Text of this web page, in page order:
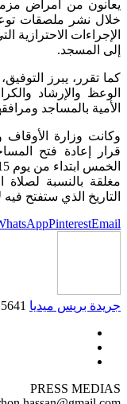
يعانون من أمراض
خلال نشر ملصقات
الإجراءات الاحترازية
إلى المسجد.
كما تقرر، يبرز
الوعظ والإرشاد
الأمية بالمساجد
وكانت وزارة الأوقاف
قرار إعادة فتح
مغلقة بالنسبة
التاريخ الذي ستفتح فيه
PinterestEmail
جريدة بريس ميديا posts
PRESS MEDIAS